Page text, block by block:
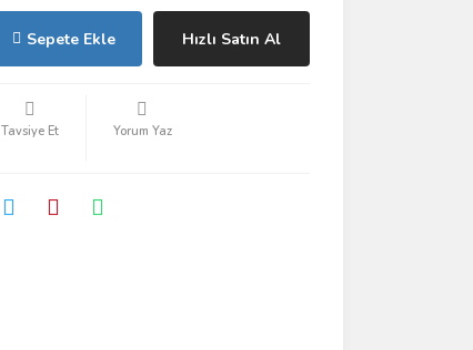
Sepete Ekle Hızlı Satın Al
Tavsiye Et Yorum Yaz